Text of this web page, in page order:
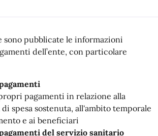
sono pubblicate le informazioni
dell’ente, con particolare
pagamenti in relazione alla
spesa sostenuta, all'ambito temporale
e ai beneficiari
del servizio sanitario